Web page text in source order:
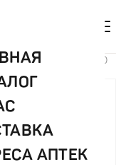
АПТЕК
флора тюльпан №70